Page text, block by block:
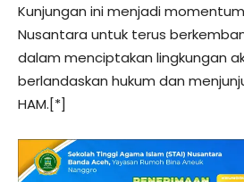
Kunjungan ini menjadi
Nusantara untuk terus
dalam menciptakan lingkungan
berlandaskan hukum dan
HAM.[*]